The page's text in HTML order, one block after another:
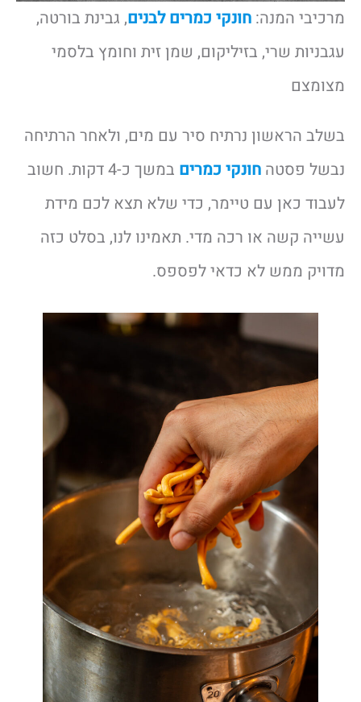
מרכיבי המנה: חונקי כמרים לבנים, גבינת בורטה,
עגבניות שרי, בזיליקום, שמן זית וחומץ בלסמי
מצומצם
בשלב הראשון נרתיח סיר עם מים, ולאחר הרתיחה
נבשל פסטה חונקי כמרים
במשך כ-4 דקות. חשוב
לעבוד כאן עם טיימר, כדי שלא תצא לכם מידת
עשייה קשה או רכה מדי. תאמינו לנו, בסלט כזה
מדויק ממש לא כדאי לפספס.